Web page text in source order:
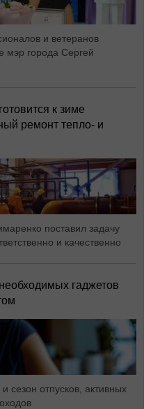
и ветеранов
мэр города Сергей
к зиме
ремонт тепло- и
поставил задачу
и качественно
гаджетов
сезон отпусков, активных